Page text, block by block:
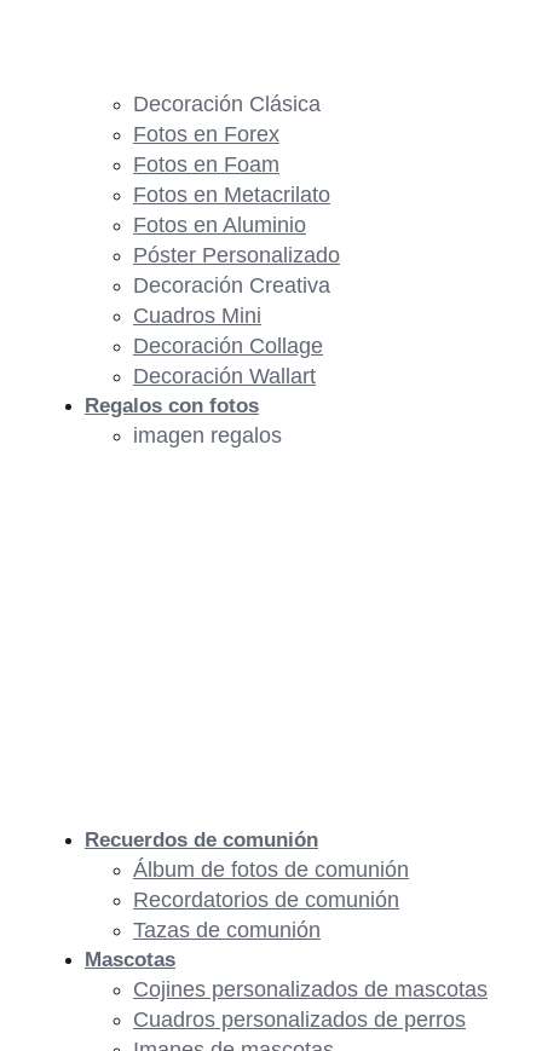
Decoración Clásica
Fotos en Forex
Fotos en Foam
Fotos en Metacrilato
Fotos en Aluminio
Póster Personalizado
Decoración Creativa
Cuadros Mini
Decoración Collage
Decoración Wallart
Regalos con fotos
imagen regalos
Recuerdos de comunión
Álbum de fotos de comunión
Recordatorios de comunión
Tazas de comunión
Mascotas
Cojines personalizados de mascotas
Cuadros personalizados de perros